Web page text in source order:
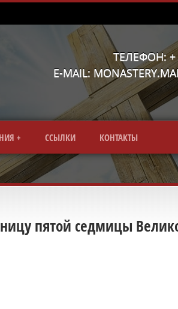
ТЕЛЕФОН: +
E-MAIL:
CСЫЛКИ КОНТАКТЫ
пятой седмицы